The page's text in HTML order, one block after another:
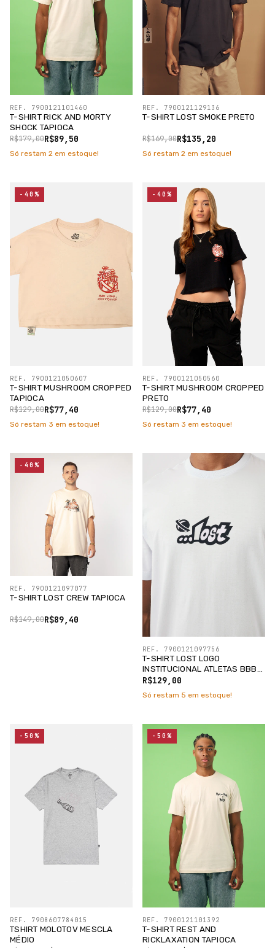
T-SHIRT RICK AND MORTY
SHOCK TAPIOCA
R$89,50
R$179,00
REF. 7900121101460
Só restam 2 em estoque!
T-SHIRT LOST SMOKE PRETO
R$135,20
R$169,00
REF. 7900121129136
Só restam 2 em estoque!
T-SHIRT MUSHROOM CROPPED
TAPIOCA
R$77,40
R$129,00
REF. 7900121050607
-40%
Só restam 3 em estoque!
T-SHIRT MUSHROOM CROPPED
PRETO
R$77,40
R$129,00
REF. 7900121050560
-40%
Só restam 3 em estoque!
T-SHIRT LOST CREW TAPIOCA
R$89,40
R$149,00
REF. 7900121097077
-40%
T-SHIRT LOST LOGO
INSTITUCIONAL ATLETAS BBB
/SILK PRETO
R$129,00
REF. 7900121097756
Só restam 5 em estoque!
TSHIRT MOLOTOV MESCLA
MÉDIO
REF. 7908607784015
-50%
T-SHIRT REST AND
RICKLAXATION TAPIOCA
REF. 7900121101392
-50%